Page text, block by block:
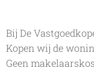
Bij De
Kopen wij de
Geen